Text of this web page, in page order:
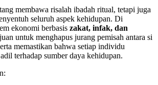
membawa risalah ibadah ritual, tetapi juga
seluruh aspek kehidupan. Di
ekonomi berbasis zakat, infak, dan
untuk menghapus jurang pemisah antara si
memastikan bahwa setiap individu
terhadap sumber daya kehidupan.